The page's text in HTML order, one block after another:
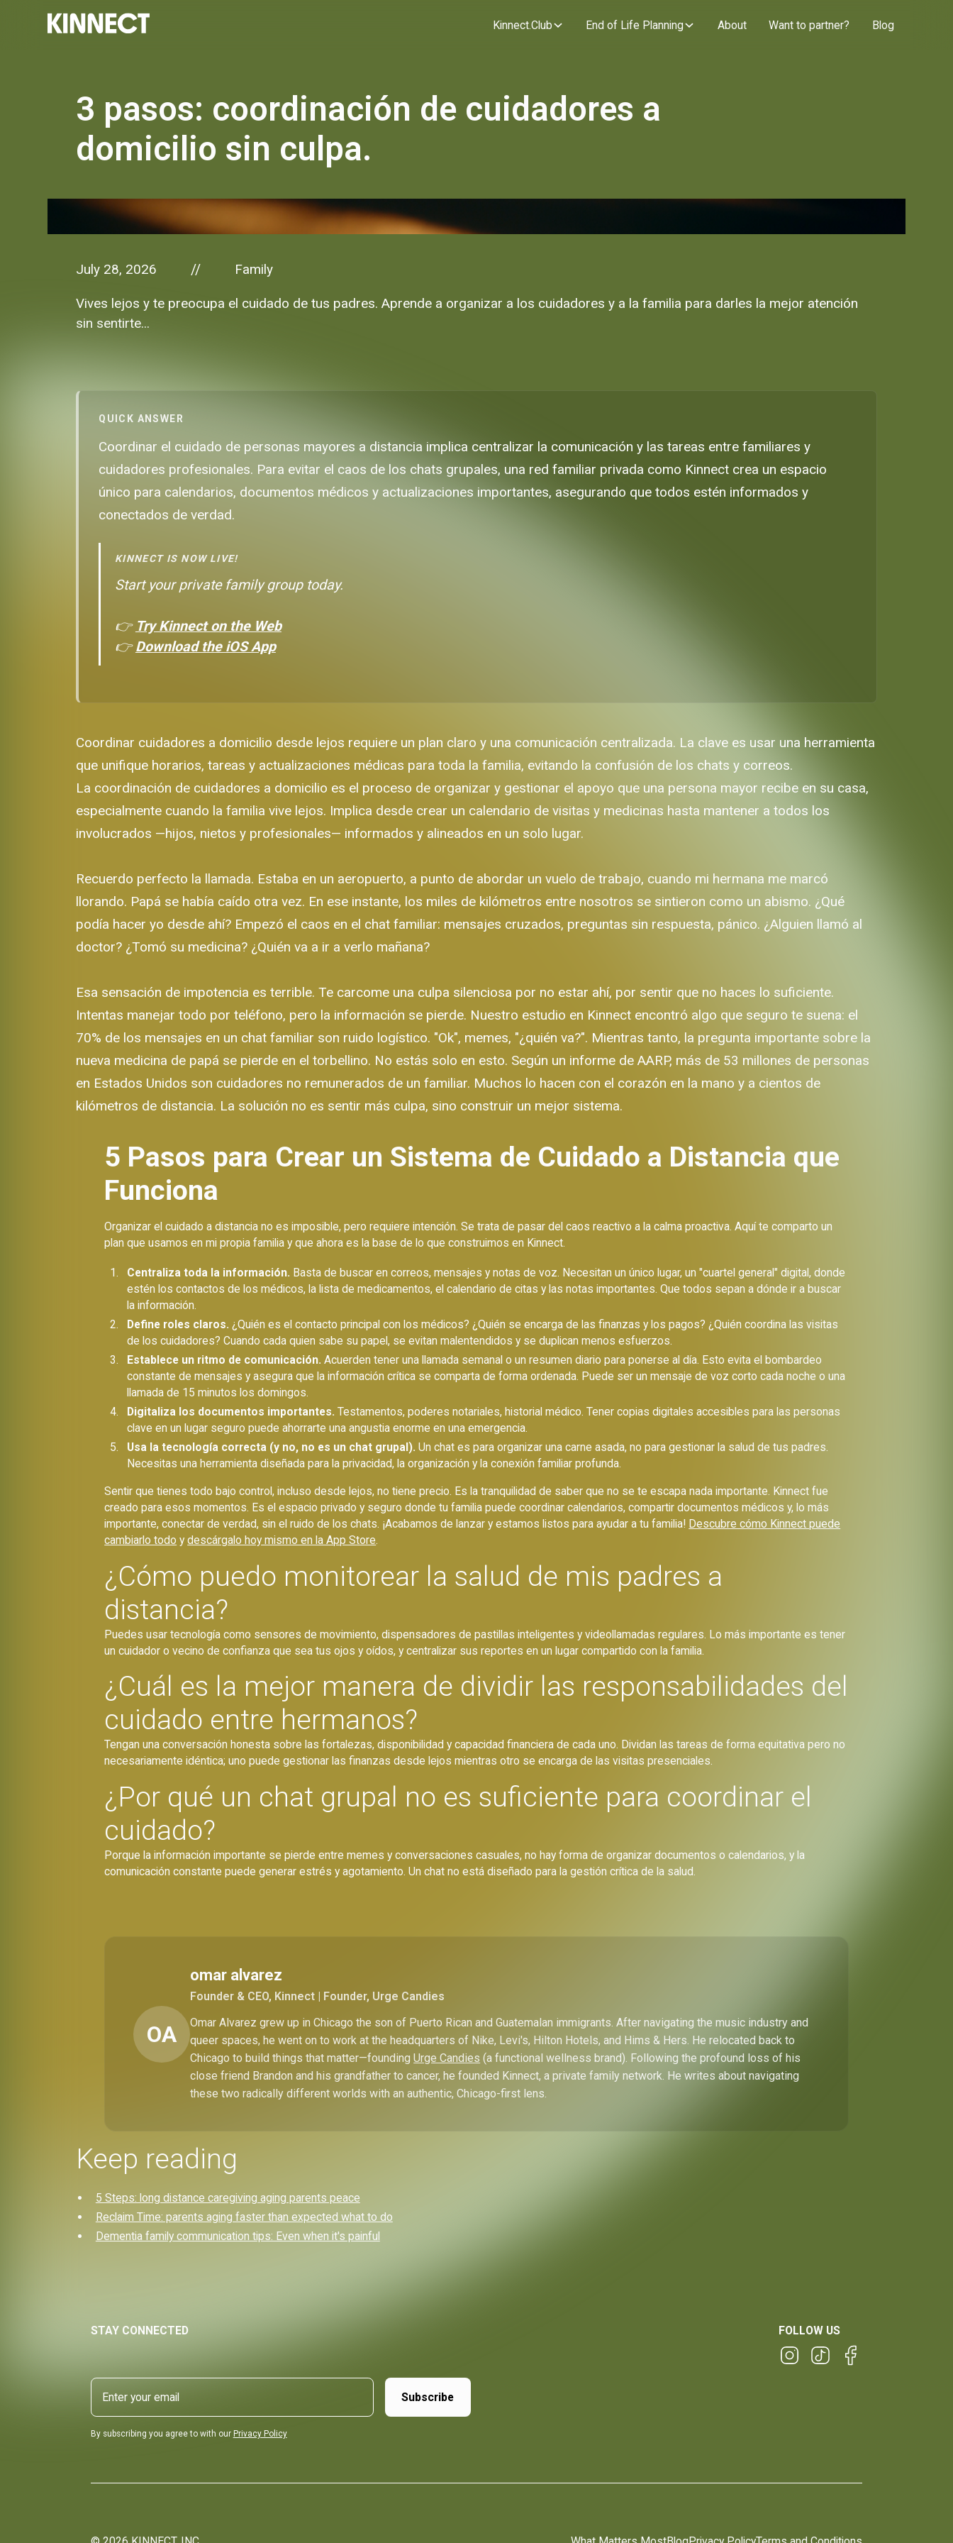
Kinnect.Club End of Life Planning About Want to partner? Blog
3 pasos: coordinación de cuidadores a
domicilio sin culpa.
July 28, 2026 // Family
Vives lejos y te preocupa el cuidado de tus padres. Aprende a organizar a los cuidadores y a la familia para darles la mejor atención
sin sentirte...
QUICK ANSWER
Coordinar el cuidado de personas mayores a distancia implica centralizar la comunicación y las tareas entre familiares y
cuidadores profesionales. Para evitar el caos de los chats grupales, una red familiar privada como Kinnect crea un espacio
único para calendarios, documentos médicos y actualizaciones importantes, asegurando que todos estén informados y
conectados de verdad.
KINNECT IS NOW LIVE!
Start your private family group today.
👉 Try Kinnect on the Web
👉Download the iOS App
Coordinar cuidadores a domicilio desde lejos requiere un plan claro y una comunicación centralizada. La clave es usar una herramienta
que unifique horarios, tareas y actualizaciones médicas para toda la familia, evitando la confusión de los chats y correos.
La coordinación de cuidadores a domicilio es el proceso de organizar y gestionar el apoyo que una persona mayor recibe en su casa,
especialmente cuando la familia vive lejos. Implica desde crear un calendario de visitas y medicinas hasta mantener a todos los
involucrados —hijos, nietos y profesionales— informados y alineados en un solo lugar.
Recuerdo perfecto la llamada. Estaba en un aeropuerto, a punto de abordar un vuelo de trabajo, cuando mi hermana me marcó
llorando. Papá se había caído otra vez. En ese instante, los miles de kilómetros entre nosotros se sintieron como un abismo. ¿Qué
podía hacer yo desde ahí? Empezó el caos en el chat familiar: mensajes cruzados, preguntas sin respuesta, pánico. ¿Alguien llamó al
doctor? ¿Tomó su medicina? ¿Quién va a ir a verlo mañana?
Esa sensación de impotencia es terrible. Te carcome una culpa silenciosa por no estar ahí, por sentir que no haces lo suficiente.
Intentas manejar todo por teléfono, pero la información se pierde. Nuestro estudio en Kinnect encontró algo que seguro te suena: el
70% de los mensajes en un chat familiar son ruido logístico. "Ok", memes, "¿quién va?". Mientras tanto, la pregunta importante sobre la
nueva medicina de papá se pierde en el torbellino. No estás solo en esto. Según un informe de AARP, más de 53 millones de personas
en Estados Unidos son cuidadores no remunerados de un familiar. Muchos lo hacen con el corazón en la mano y a cientos de
kilómetros de distancia. La solución no es sentir más culpa, sino construir un mejor sistema.
5 Pasos para Crear un Sistema de Cuidado a Distancia que
Funciona
Organizar el cuidado a distancia no es imposible, pero requiere intención. Se trata de pasar del caos reactivo a la calma proactiva. Aquí te comparto un
plan que usamos en mi propia familia y que ahora es la base de lo que construimos en Kinnect.
Centraliza toda la información. Basta de buscar en correos, mensajes y notas de voz. Necesitan un único lugar, un "cuartel general" digital, donde
estén los contactos de los médicos, la lista de medicamentos, el calendario de citas y las notas importantes. Que todos sepan a dónde ir a buscar
la información.
Define roles claros. ¿Quién es el contacto principal con los médicos? ¿Quién se encarga de las finanzas y los pagos? ¿Quién coordina las visitas
de los cuidadores? Cuando cada quien sabe su papel, se evitan malentendidos y se duplican menos esfuerzos.
Establece un ritmo de comunicación. Acuerden tener una llamada semanal o un resumen diario para ponerse al día. Esto evita el bombardeo
constante de mensajes y asegura que la información crítica se comparta de forma ordenada. Puede ser un mensaje de voz corto cada noche o una
llamada de 15 minutos los domingos.
Digitaliza los documentos importantes. Testamentos, poderes notariales, historial médico. Tener copias digitales accesibles para las personas
clave en un lugar seguro puede ahorrarte una angustia enorme en una emergencia.
Usa la tecnología correcta (y no, no es un chat grupal). Un chat es para organizar una carne asada, no para gestionar la salud de tus padres.
Necesitas una herramienta diseñada para la privacidad, la organización y la conexión familiar profunda.
Sentir que tienes todo bajo control, incluso desde lejos, no tiene precio. Es la tranquilidad de saber que no se te escapa nada importante. Kinnect fue
creado para esos momentos. Es el espacio privado y seguro donde tu familia puede coordinar calendarios, compartir documentos médicos y, lo más
importante, conectar de verdad, sin el ruido de los chats. ¡Acabamos de lanzar y estamos listos para ayudar a tu familia! Descubre cómo Kinnect puede
cambiarlo todo ydescárgalo hoy mismo en la App Store.
¿Cómo puedo monitorear la salud de mis padres a
distancia?
Puedes usar tecnología como sensores de movimiento, dispensadores de pastillas inteligentes y videollamadas regulares. Lo más importante es tener
un cuidador o vecino de confianza que sea tus ojos y oídos, y centralizar sus reportes en un lugar compartido con la familia.
¿Cuál es la mejor manera de dividir las responsabilidades del
cuidado entre hermanos?
Tengan una conversación honesta sobre las fortalezas, disponibilidad y capacidad financiera de cada uno. Dividan las tareas de forma equitativa pero no
necesariamente idéntica; uno puede gestionar las finanzas desde lejos mientras otro se encarga de las visitas presenciales.
¿Por qué un chat grupal no es suficiente para coordinar el
cuidado?
Porque la información importante se pierde entre memes y conversaciones casuales, no hay forma de organizar documentos o calendarios, y la
comunicación constante puede generar estrés y agotamiento. Un chat no está diseñado para la gestión crítica de la salud.
OA
omar alvarez
Founder & CEO, Kinnect | Founder, Urge Candies
Omar Alvarez grew up in Chicago the son of Puerto Rican and Guatemalan immigrants. After navigating the music industry and
queer spaces, he went on to work at the headquarters of Nike, Levi's, Hilton Hotels, and Hims & Hers. He relocated back to
Chicago to build things that matter—foundingUrge Candies (a functional wellness brand). Following the profound loss of his
close friend Brandon and his grandfather to cancer, he founded Kinnect, a private family network. He writes about navigating
these two radically different worlds with an authentic, Chicago-first lens.
Keep reading
5 Steps: long distance caregiving aging parents peace
Reclaim Time: parents aging faster than expected what to do
Dementia family communication tips: Even when it's painful
STAY CONNECTED FOLLOW US
By subscribing you agree to with our Privacy Policy